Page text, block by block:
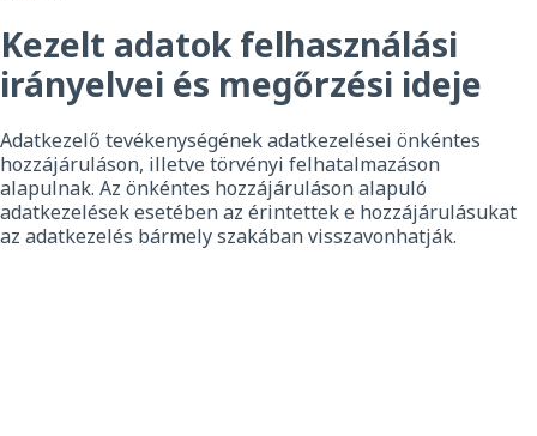
Kezelt adatok felhasználási
irányelvei és megőrzési ideje
Adatkezelő tevékenységének adatkezelései önkéntes
hozzájáruláson, illetve törvényi felhatalmazáson
alapulnak. Az önkéntes hozzájáruláson alapuló
adatkezelések esetében az érintettek e hozzájárulásukat
az adatkezelés bármely szakában visszavonhatják.